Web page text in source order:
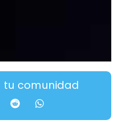
tu comunidad